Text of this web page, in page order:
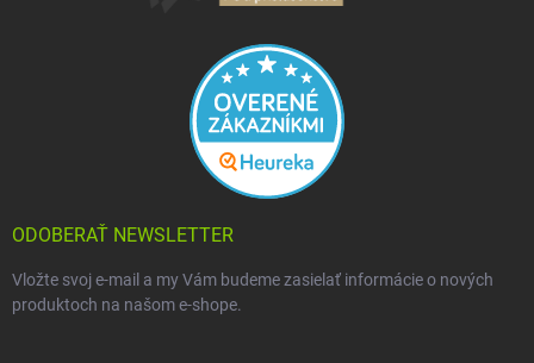
ODOBERAŤ NEWSLETTER
Vložte svoj e-mail a my Vám budeme zasielať informácie o nových
produktoch na našom e-shope.